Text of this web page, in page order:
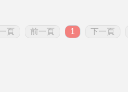
頁 前一頁 1 下一頁